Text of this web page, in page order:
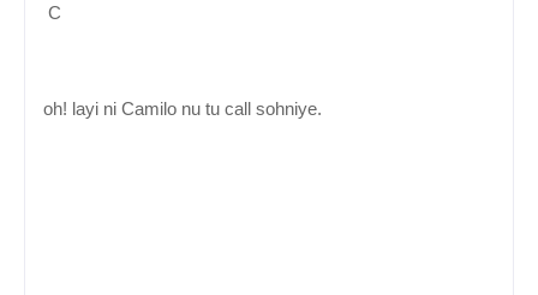
C
oh! layi ni Camilo nu tu call sohniye.